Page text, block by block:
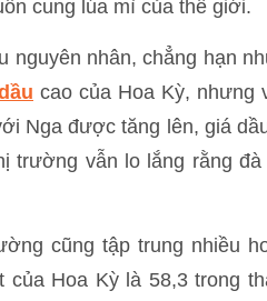
cung lúa mì của thế giới.
nguyên nhân, chẳng hạn
cao của Hoa Kỳ, nhưng
Nga được tăng lên, giá
trường vẫn lo lắng rằng
cũng tập trung nhiều
Hoa Kỳ là 58,3 trong